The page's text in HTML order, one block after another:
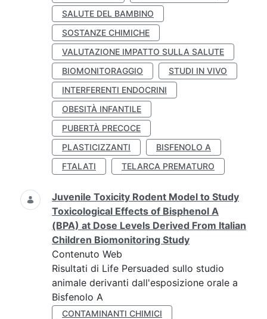
SALUTE DEL BAMBINO
SOSTANZE CHIMICHE
VALUTAZIONE IMPATTO SULLA SALUTE
BIOMONITORAGGIO
STUDI IN VIVO
INTERFERENTI ENDOCRINI
OBESITÀ INFANTILE
PUBERTÀ PRECOCE
PLASTICIZZANTI
BISFENOLO A
FTALATI
TELARCA PREMATURO
Juvenile Toxicity Rodent Model to Study
Toxicological Effects of Bisphenol A
(BPA) at Dose Levels Derived From Italian
Children Biomonitoring Study
Contenuto Web
Risultati di Life Persuaded sullo studio
animale derivanti dall'esposizione orale a
Bisfenolo A
CONTAMINANTI CHIMICI